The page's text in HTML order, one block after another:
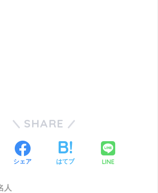
SHARE
シェア はてブ LINE
人